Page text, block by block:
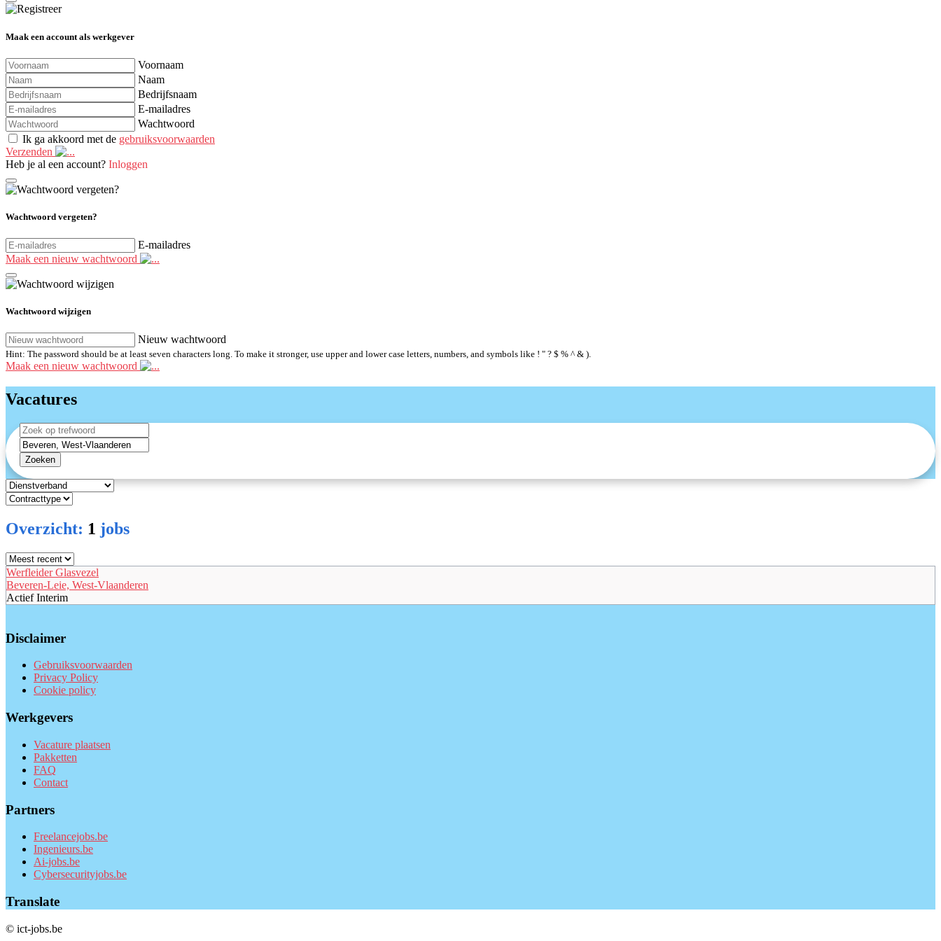
Maak een account als werkgever
Voornaam
Naam
Bedrijfsnaam
E-mailadres
Wachtwoord
Ik ga akkoord met de gebruiksvoorwaarden
Verzenden
Heb je al een account? Inloggen
Wachtwoord vergeten?
E-mailadres
Maak een nieuw wachtwoord
Wachtwoord wijzigen
Nieuw wachtwoord
Hint: The password should be at least seven characters long. To make it stronger, use upper and lower case letters, numbers, and symbols like ! " ? $ % ^ & ).
Maak een nieuw wachtwoord
Vacatures
Zoeken
Overzicht: 1 jobs
Werfleider Glasvezel
Beveren-Leie, West-Vlaanderen
Actief Interim
Disclaimer
Gebruiksvoorwaarden
Privacy Policy
Cookie policy
Werkgevers
Vacature plaatsen
Pakketten
FAQ
Contact
Partners
Freelancejobs.be
Ingenieurs.be
Ai-jobs.be
Cybersecurityjobs.be
Translate
© ict-jobs.be